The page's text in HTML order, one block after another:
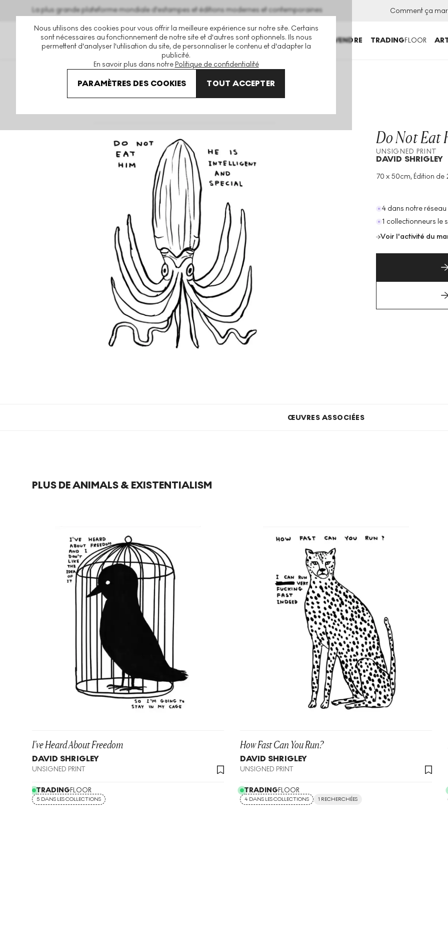
Nous utilisons des cookies pour vous offrir la meilleure expérience sur notre site. Certains
sont nécessaires au fonctionnement de notre site et d'autres sont optionnels. Ils nous
permettent d'analyser l'utilisation du site, de personnaliser le contenu et d'adapter la
publicité.
En savoir plus dans notre Politique de confidentialité
PARAMÈTRES DES COOKIES TOUT ACCEPTER
La plus grande plateforme mondiale d'estampes et éditions modernes et contemporaines Comment ça
ACHETER VENDRE TRADINGFLOOR
Do Not Eat
UNSIGNED PRINT
DAVID SHRIGLEY
70 x 50cm, Édition de
Technique: Digital
4 dans notre réseau
1 collectionneurs le
Voir l'activité du
ŒUVRES ASSOCIÉES
PLUS DE ANIMALS & EXISTENTIALISM
I've Heard About Freedom
DAVID SHRIGLEY
UNSIGNED PRINT
TRADINGFLOOR
5 DANS LES COLLECTIONS
How Fast Can You Run?
DAVID SHRIGLEY
UNSIGNED PRINT
TRADINGFLOOR
4 DANS LES COLLECTIONS 1 RECHERCHÉES